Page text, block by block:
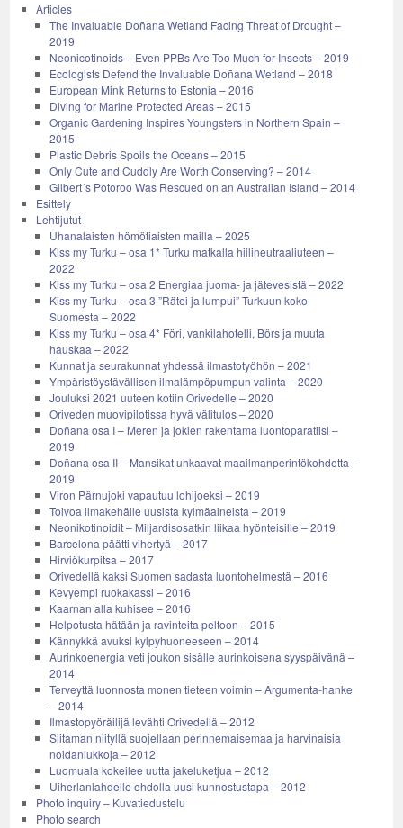
Articles
The Invaluable Doñana Wetland Facing Threat of Drought –
2019
Neonicotinoids – Even PPBs Are Too Much for Insects – 2019
Ecologists Defend the Invaluable Doñana Wetland – 2018
European Mink Returns to Estonia – 2016
Diving for Marine Protected Areas – 2015
Organic Gardening Inspires Youngsters in Northern Spain –
2015
Plastic Debris Spoils the Oceans – 2015
Only Cute and Cuddly Are Worth Conserving? – 2014
Gilbert´s Potoroo Was Rescued on an Australian Island – 2014
Esittely
Lehtijutut
Uhanalaisten hömötiaisten mailla – 2025
Kiss my Turku – osa 1* Turku matkalla hiilineutraaliuteen –
2022
Kiss my Turku – osa 2 Energiaa juoma- ja jätevesistä – 2022
Kiss my Turku – osa 3 ”Rätei ja lumpui” Turkuun koko
Suomesta – 2022
Kiss my Turku – osa 4* Föri, vankilahotelli, Börs ja muuta
hauskaa – 2022
Kunnat ja seurakunnat yhdessä ilmastotyöhön – 2021
Ympäristöystävällisen ilmalämpöpumpun valinta – 2020
Jouluksi 2021 uuteen kotiin Orivedelle – 2020
Oriveden muovipilotissa hyvä välitulos – 2020
Doñana osa I – Meren ja jokien rakentama luontoparatiisi –
2019
Doñana osa II – Mansikat uhkaavat maailmanperintökohdetta –
2019
Viron Pärnujoki vapautuu lohijoeksi – 2019
Toivoa ilmakehälle uusista kylmäaineista – 2019
Neonikotinoidit – Miljardisosatkin liikaa hyönteisille – 2019
Barcelona päätti vihertyä – 2017
Hirviökurpitsa – 2017
Orivedellä kaksi Suomen sadasta luontohelmestä – 2016
Kevyempi ruokakassi – 2016
Kaarnan alla kuhisee – 2016
Helpotusta hätään ja ravinteita peltoon – 2015
Kännykkä avuksi kylpyhuoneeseen – 2014
Aurinkoenergia veti joukon sisälle aurinkoisena syyspäivänä –
2014
Terveyttä luonnosta monen tieteen voimin – Argumenta-hanke
– 2014
Ilmastopyöräilijä levähti Orivedellä – 2012
Siitaman niityllä suojellaan perinnemaisemaa ja harvinaisia
noidanlukkoja – 2012
Luomuala kokeilee uutta jakeluketjua – 2012
Uiherlanlahdelle ehdolla uusi kunnostustapa – 2012
Photo inquiry – Kuvatiedustelu
Photo search